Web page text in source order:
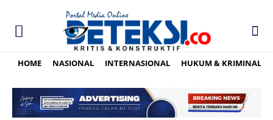
HOME NASIONAL INTERNASIONAL HUKUM & KRIMINAL